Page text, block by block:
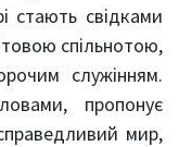
стають свідками
спільнотою,
служінням.
пропонує
мир,